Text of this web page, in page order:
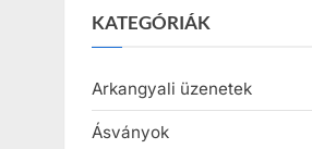
KATEGÓRIÁK
Arkangyali üzenetek
Ásványok